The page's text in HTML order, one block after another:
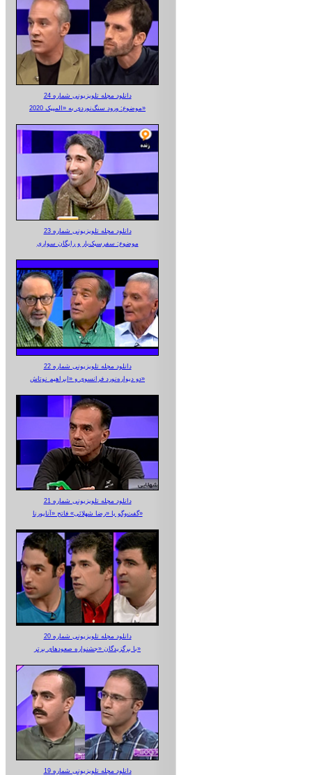
دانلود مجله تلویزیونی شماره 24
موضوع: ورود سنگ‌نوردی به «المپیک 2020»
دانلود مجله تلویزیونی شماره 23
موضوع: سفرسبک‌بار و رایگان سواری
دانلود مجله تلویزیونی شماره 22
دو دیواره‌نورد فرانسوی و «ابراهیم نوتاش»
دانلود مجله تلویزیونی شماره 21
گفت‌وگو با «رضا شهلائی» فاتح «آناپورنا»
دانلود مجله تلویزیونی شماره 20
با برگزیدگان «جشنواره صعودهای برتر»
دانلود مجله تلویزیونی شماره 19